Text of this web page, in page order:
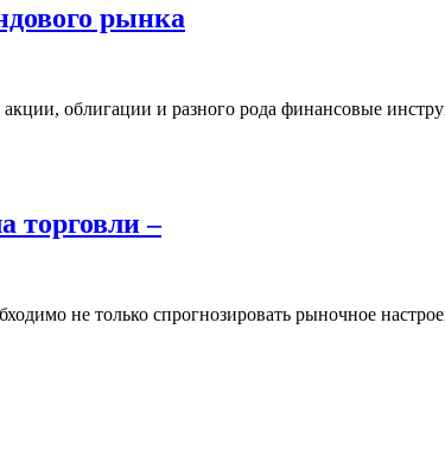
рынка
облигации и разного рода финансовые
торговли –
не только спрогнозировать рыночное